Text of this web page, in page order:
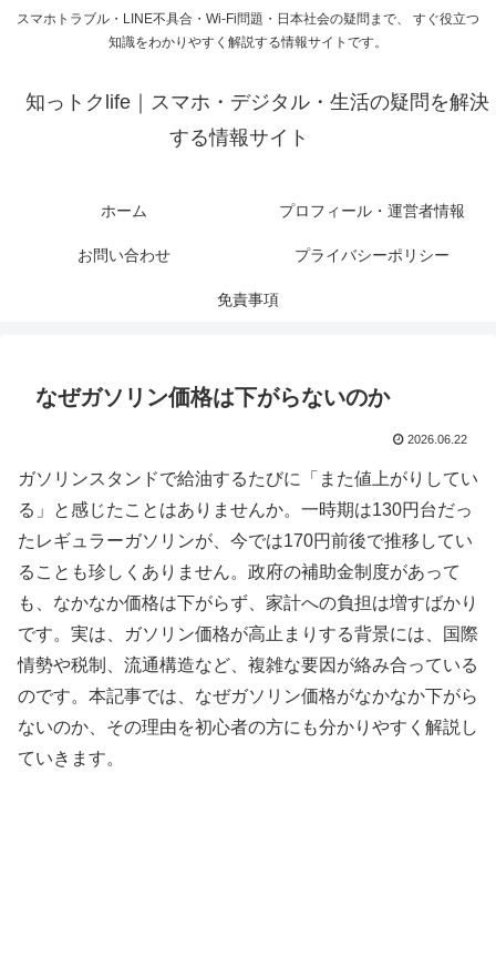
スマホトラブル・LINE不具合・Wi-Fi問題・日本社会の疑問まで、 すぐ役立つ
知識をわかりやすく解説する情報サイトです。
知っトクlife｜スマホ・デジタル・生活の疑問を解決
する情報サイト
ホーム プロフィール・運営者情報
お問い合わせ プライバシーポリシー
免責事項
なぜガソリン価格は下がらないのか
2026.06.22
ガソリンスタンドで給油するたびに「また値上がりしてい
る」と感じたことはありませんか。一時期は130円台だっ
たレギュラーガソリンが、今では170円前後で推移してい
ることも珍しくありません。政府の補助金制度があって
も、なかなか価格は下がらず、家計への負担は増すばかり
です。実は、ガソリン価格が高止まりする背景には、国際
情勢や税制、流通構造など、複雑な要因が絡み合っている
のです。本記事では、なぜガソリン価格がなかなか下がら
ないのか、その理由を初心者の方にも分かりやすく解説し
ていきます。